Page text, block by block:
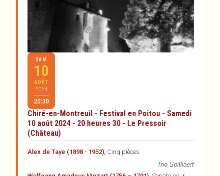
SAM
10
AOÛT
2024
20:30
Chiré-en-Montreuil - Festival en Poitou - Samedi
10 août 2024 - 20 heures 30 - Le Pressoir
(Château)
Alex de Taye (1898 - 1952), Cinq pièces
Trio Spilliaert